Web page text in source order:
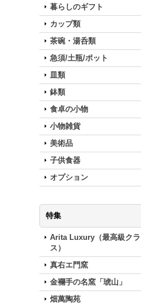
暮らしのギフト
カップ類
茶碗・湯呑類
急須/土瓶/ポット
皿類
鉢類
食卓の小物
小物雑貨
美術品
子供食器
オプション
特集
Arita Luxury（最高級クラ
ス）
真右エ門窯
金襴手の名窯「琥山」
畑萬陶苑